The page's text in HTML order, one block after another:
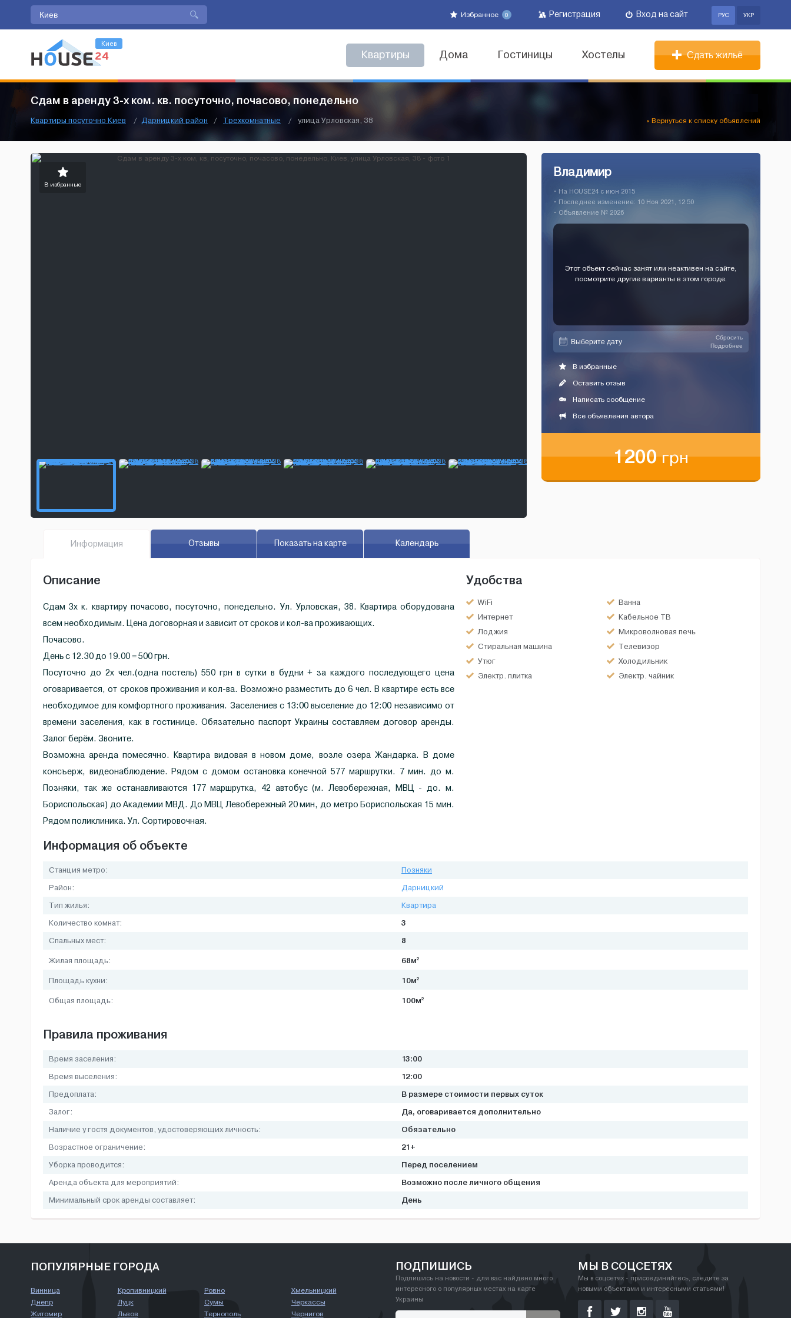
Избранное 0 Регистрация Вход на сайт РУС УКР
Киев
Квартиры Дома Гостиницы Хостелы Сдать жильё
Сдам в аренду 3-х ком. кв. посуточно, почасово, понедельно
Квартиры посуточно Киев / Дарницкий район / Трехкомнатные / улица Урловская, 38 « Вернуться к списку объявлений
В избранные
Владимир
• На HOUSE24 c июн 2015
• Последнее изменение: 10 Ноя 2021, 12:50
• Объявление № 2026
Этот объект сейчас занят или неактивен на сайте,
посмотрите другие варианты в этом городе.
Сбросить
Подробнее
В избранные
Оставить отзыв
Написать сообщение
Все объявления автора
1200грн
Информация Отзывы Показать на карте Календарь
Описание
Сдам 3х к. квартиру почасово, посуточно, понедельно. Ул. Урловская, 38. Квартира оборудована
всем необходимым. Цена договорная и зависит от сроков и кол-ва проживающих.
Почасово.
День с 12.30 до 19.00 = 500 грн.
Посуточно дo 2х чел.(одна постель) 550 грн в сутки в будни + за каждого последующего цена
оговаривается, от сроков проживания и кол-ва. Возможно разместить до 6 чел. В квартире есть все
необходимое для комфортного проживания. Заселениев с 13:00 выселение до 12:00 независимо от
времени заселения, как в гостинице. Обязательно паспорт Украины составляем договор аренды.
Залог берём. Звоните.
Возможна аренда помесячно. Квартира видовая в новом доме, возле озера Жандарка. В доме
консъерж, видеонаблюдение. Рядом с домом остановка конечной 577 маршрутки. 7 мин. до м.
Позняки, так же останавливаются 177 маршрутка, 42 автобус (м. Левобережная, МВЦ - до. м.
Бориспольская) до Академии МВД. До МВЦ Левобережный 20 мин, до метро Бориспольская 15 мин.
Рядом поликлиника. Ул. Сортировочная.
Удобства
WiFi
Ванна
Интернет
Кабельное ТВ
Лоджия
Микроволновая печь
Стиральная машина
Телевизор
Утюг
Холодильник
Электр. плитка
Электр. чайник
Информация об объекте
Станция метро:
Позняки
Район:
Дарницкий
Тип жилья:
Квартира
Количество комнат:
3
Спальных мест: 8
Жилая площадь: 68м2
Площадь кухни: 10м2
Общая площадь: 100м2
Правила проживания
Время заселения: 13:00
Время выселения: 12:00
Предоплата: В размере стоимости первых суток
Залог: Да, оговаривается дополнительно
Наличие у гостя документов, удостоверяющих личность: Обязательно
Возрастное ограничение: 21+
Уборка проводится: Перед поселением
Аренда объекта для мероприятий: Возможно после личного общения
Минимальный срок аренды составляет: День
ПОПУЛЯРНЫЕ ГОРОДА
Винница
Днепр
Житомир
Кропивницкий
Луцк
Львов
Ровно
Сумы
Тернополь
Хмельницкий
Черкассы
Чернигов
ПОДПИШИСЬ
Подпишись на новости - для вас найдено много
интересного о популярных местах на карте
Украины
МЫ В СОЦСЕТЯХ
Мы в соцсетях - присоединяйтесь, следите за
новыми объектами и интересными статьями!